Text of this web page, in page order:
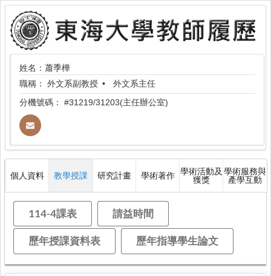
姓名：蕭季樺
職稱： 外文系副教授
外文系主任
分機號碼： #31219/31203(主任辦公室)
個人資料 教學授課 研究計畫 學術著作 學術活動及
獲獎
學術服務與
產學互動
114-4課表 請益時間
歷年授課資料表 歷年指導學生論文